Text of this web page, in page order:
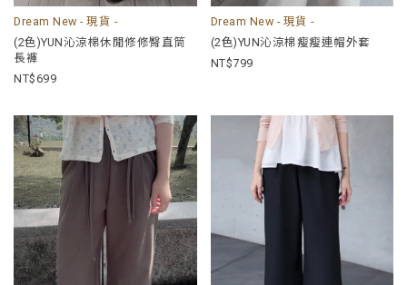
Dream New - 現貨 -
(2色)YUN沁涼棉休閒修修臀直筒
長褲
699
Dream New - 現貨 -
(2色)YUN沁涼棉瘦瘦連帽外套
799